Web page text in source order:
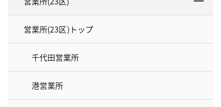
営業所(23区)トップ
千代田営業所
港営業所